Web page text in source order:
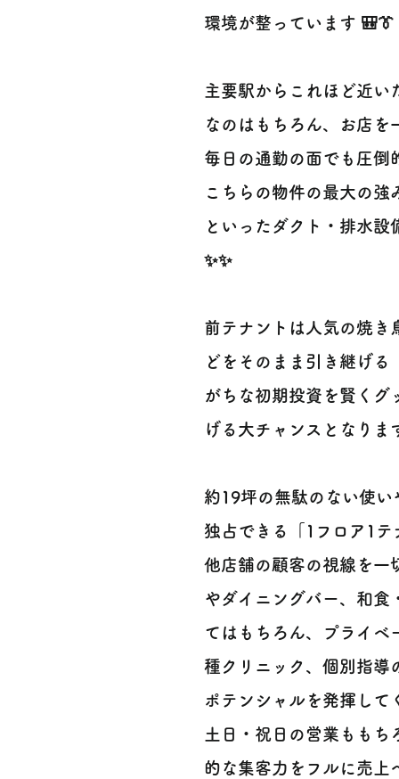
環境が整っています 🎒👔
主要駅からこれほど近い
なのはもちろん、お店を
毎日の通勤の面でも圧倒
こちらの物件の最大の
といったダクト・排水
✨✨
前テナントは人気の焼き
どをそのまま引き継げ
がちな初期投資を賢くグ
げる大チャンスとなりま
約19坪の無駄のない使
独占できる「1フロア1テ
他店舗の顧客の視線を一
やダイニングバー、和食
てはもちろん、プライベ
種クリニック、個別指導
ポテンシャルを発揮して
土日・祝日の営業ももち
的な集客力をフルに売上